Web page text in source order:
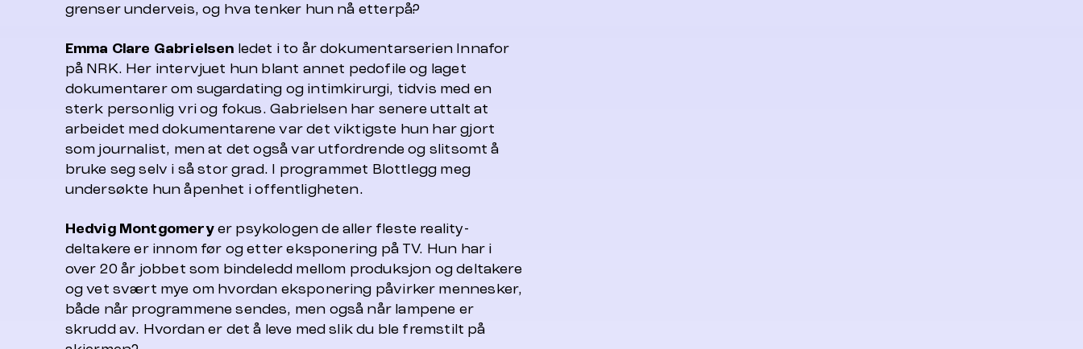
grenser underveis, og hva tenker hun nå etterpå?
Emma Clare Gabrielsen ledet i to år dokumentarserien Innafor
på NRK. Her intervjuet hun blant annet pedofile og laget
dokumentarer om sugardating og intimkirurgi, tidvis med en
sterk personlig vri og fokus. Gabrielsen har senere uttalt at
arbeidet med dokumentarene var det viktigste hun har gjort
som journalist, men at det også var utfordrende og slitsomt å
bruke seg selv i så stor grad. I programmet Blottlegg meg
undersøkte hun åpenhet i offentligheten.
Hedvig Montgomeryer psykologen de aller fleste reality-
deltakere er innom før og etter eksponering på TV. Hun har i
over 20 år jobbet som bindeledd mellom produksjon og deltakere
og vet svært mye om hvordan eksponering påvirker mennesker,
både når programmene sendes, men også når lampene er
skrudd av. Hvordan er det å leve med slik du ble fremstilt på